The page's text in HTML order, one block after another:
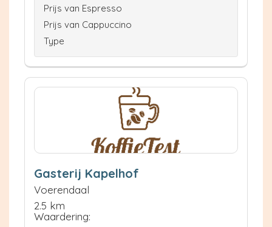
Prijs van Espresso
Prijs van Cappuccino
Type
Gasterij Kapelhof
Voerendaal
2.5 km
Waardering: